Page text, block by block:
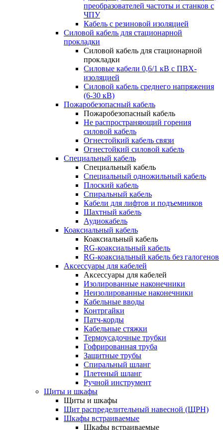
преобразователей частоты и станков с
ЧПУ
Кабель с резиновой изоляцией
Силовой кабель для стационарной
прокладки
Силовой кабель для стационарной
прокладки
Силовые кабели 0,6/1 кВ с ПВХ-
изоляцией
Силовой кабель среднего напряжения
(6-30 кВ)
Пожаробезопасный кабель
Пожаробезопасный кабель
Не распространяющий горения
силовой кабель
Огнестойкий кабель связи
Огнестойкий силовой кабель
Специальный кабель
Специальный кабель
Специальный одножильный кабель
Плоский кабель
Спиральный кабель
Кабели для лифтов и подъемников
Шахтный кабель
Аудиокабель
Коаксиальный кабель
Коаксиальный кабель
RG-коаксиальный кабель
RG-коаксиальный кабель без галогенов
Аксессуары для кабелей
Аксессуары для кабелей
Изолированные наконечники
Неизолированные наконечники
Кабельные вводы
Контргайки
Патч-корды
Кабельные стяжки
Термоусадочные трубки
Гофрированная труба
Защитные трубы
Спиральный шланг
Плетеный шланг
Ручной инструмент
Щиты и шкафы
Щиты и шкафы
Щит распределительный навесной (ЩРН)
Шкафы встраиваемые
Шкафы встраиваемые